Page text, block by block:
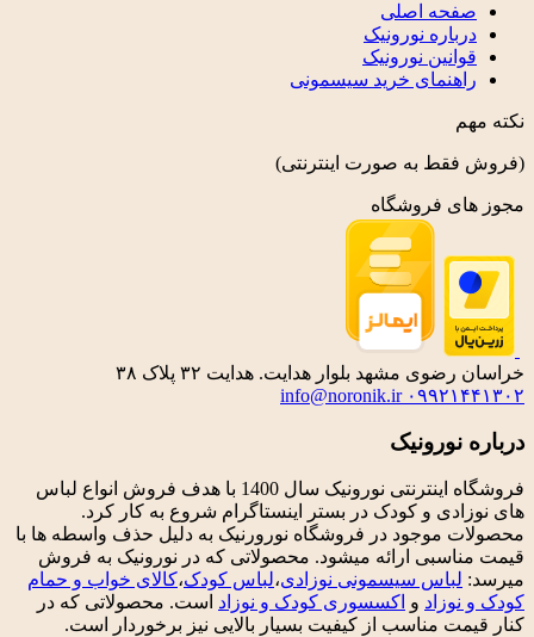
صفحه اصلی
درباره نورونیک
قوانین نورونیک
راهنمای خرید سیسمونی
نکته مهم
(فروش فقط به صورت اینترنتی)
مجوز های فروشگاه
خراسان رضوی مشهد بلوار هدایت. هدایت ۳۲ پلاک ۳۸
۰۹۹۲۱۴۴۱۳۰۲ info@noronik.ir
درباره نورونیک
فروشگاه اینترنتی نورونیک سال 1400 با هدف فروش انواع لباس
های نوزادی و کودک در بستر اینستاگرام شروع به کار کرد.
محصولات موجود در فروشگاه نورورنیک به دلیل حذف واسطه ها با
قیمت مناسبی ارائه میشود. محصولاتی که در نورونیک به فروش
میرسد: لباس سیسمونی نوزادی،لباس کودک،کالای خواب و حمام
کودک و نوزاد و اکسسوری کودک و نوزاد است. محصولاتی که در
کنار قیمت مناسب از کیفیت بسیار بالایی نیز برخوردار است.